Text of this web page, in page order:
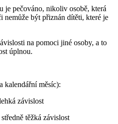
je pečováno, nikoliv osobě, která
nemůže být přiznán dítěti, které je
na pomoci jiné osoby, a to
úplnou.
kalendářní měsíc):
závislost
těžká závislost